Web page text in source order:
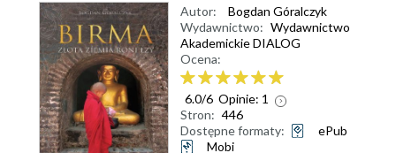
Autor:
Bogdan Góralczyk
Wydawnictwo: Wydawnictwo
Akademickie DIALOG
Ocena:
6.0/6 Opinie: 1
Stron: 446
Dostępne formaty:
ePub
Mobi